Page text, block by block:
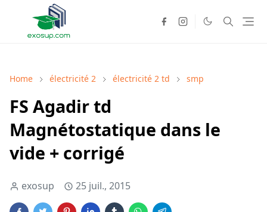
Home électricité 2 électricité 2 td smp
FS Agadir td
Magnétostatique dans le
vide + corrigé
exosup 25 juil., 2015